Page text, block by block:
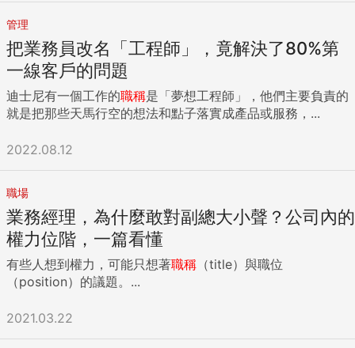
念頭也會在42歲時出現轉變。也就是說，大家都心知肚明，繼
續往上爬已經很困難。 問題並非出在停止升遷，而是拒絕承認
自己已經不再成長，停止主動對公司貢獻能力。這「另一座高
原」，才是問題的關鍵。 長期從事同一項工作的結果，除了熟
練以外，有時還會讓人變得就此滿足，最後導致對新的挑戰失
去興趣，也喪失學習動力，面臨「成長不上不下」的狀態。這
反思自己下意識的「執念」 有些人可能會說「我完全不想升
許正因為拒絕面對同期比自己更快升遷的複雜情緒，所以才會
說服自己「我完全不想升遷」？ 另外，也有人會這麼說：
「反正中高齡上班族老是搶走年輕人的機會也不太好。」 「我
們這些老人應該趕快『讓路』給那些20、30歲、優秀的年輕人
才對。」 如果從年輕員工和整體組織接下來的成長來說，這種
說法聽起來確實很有「道理」。只不過，這難道不也是為了掩
該要做的，是正視自己在無意識間被灌輸的「對職位的執
念」，把問題的焦點從「升遷停滯」，回歸到「工作內容停
管理
把業務員改名「工程師」，竟解決了80%第
一線客戶的問題
迪士尼有一個工作的職稱是「夢想工程師」，他們主要負責的
就是把那些天馬行空的想法和點子落實成產品或服務，...
2022.08.12
職場
業務經理，為什麼敢對副總大小聲？公司內的
權力位階，一篇看懂
有些人想到權力，可能只想著職稱 （title）與職位
（position）的議題。...
2021.03.22